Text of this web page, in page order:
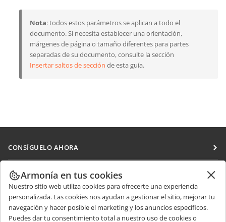
Nota: todos estos parámetros se aplican a todo el
documento. Si necesita establecer una orientación,
márgenes de página o tamaño diferentes para partes
separadas de su documento, consulte la sección
Insertar saltos de sección de esta guía.
CONSÍGUELO AHORA
Docs
DocSpace
Workspace
Conectores
COLABORAR
Para colaboradores
Para traductores
RECIBIR NOTICIAS
Blog
OBTENER AYUDA
Armonía en tus cookies
Nuestro sitio web utiliza cookies para ofrecerte una experiencia
personalizada. Las cookies nos ayudan a gestionar el sitio, mejorar tu
navegación y hacer posible el marketing y los anuncios específicos.
Puedes dar tu consentimiento total a nuestro uso de cookies o